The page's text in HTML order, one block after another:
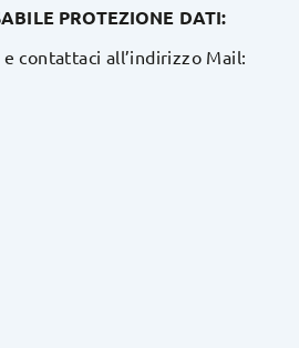
PROTEZIONE DATI:
e contattaci all’indirizzo Mail: